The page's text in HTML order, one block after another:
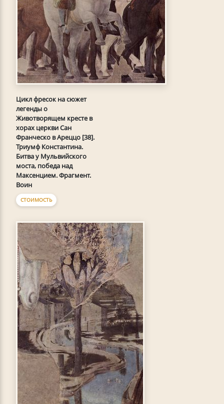
Цикл фресок на сюжет
легенды о
Животворящем кресте в
хорах церкви Сан
Франческо в Ареццо [38].
Триумф Константина.
Битва у Мульвийского
моста, победа над
Максенцием. Фрагмент.
Воин
СТОИМОСТЬ